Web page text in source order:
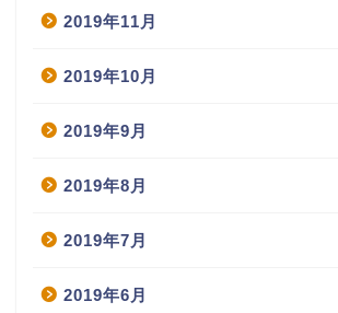
2019年11月
2019年10月
2019年9月
2019年8月
2019年7月
2019年6月